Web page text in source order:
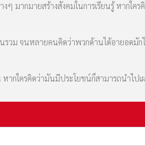
ๆ มากมายสร้างสังคมในการเรียนรู้ หากใค
วม จนหลายคนคิดว่าพวกด้านได้อายอดมัก
ากใครคิดว่ามันมีประโยชน์ก็สามารถนำไปเ